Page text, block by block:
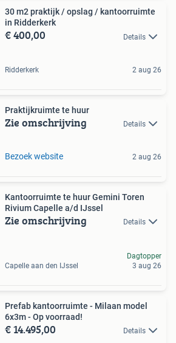
30 m2 praktijk / opslag / kantoorruimte
in Ridderkerk
€ 400,00 Details
Ridderkerk 2 aug 26
Praktijkruimte te huur
Zie omschrijving Details
Bezoek website 2 aug 26
Kantoorruimte te huur Gemini Toren
Rivium Capelle a/d IJssel
Zie omschrijving Details
Capelle aan den IJssel
Dagtopper
3 aug 26
Prefab kantoorruimte - Milaan model
6x3m - Op voorraad!
€ 14.495,00 Details